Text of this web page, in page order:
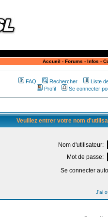
Accueil - Forums - Infos -
FAQ Rechercher
Liste
Profil
Se connecter
Veuillez entrer votre nom
Nom d'utilisateur:
Mot de passe:
Se connecter
J'ai